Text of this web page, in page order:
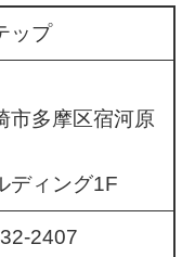
ップ
市多摩区宿河原
ディング1F
2407